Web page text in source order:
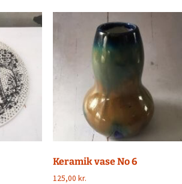
Keramik vase No 6
125,00 kr.